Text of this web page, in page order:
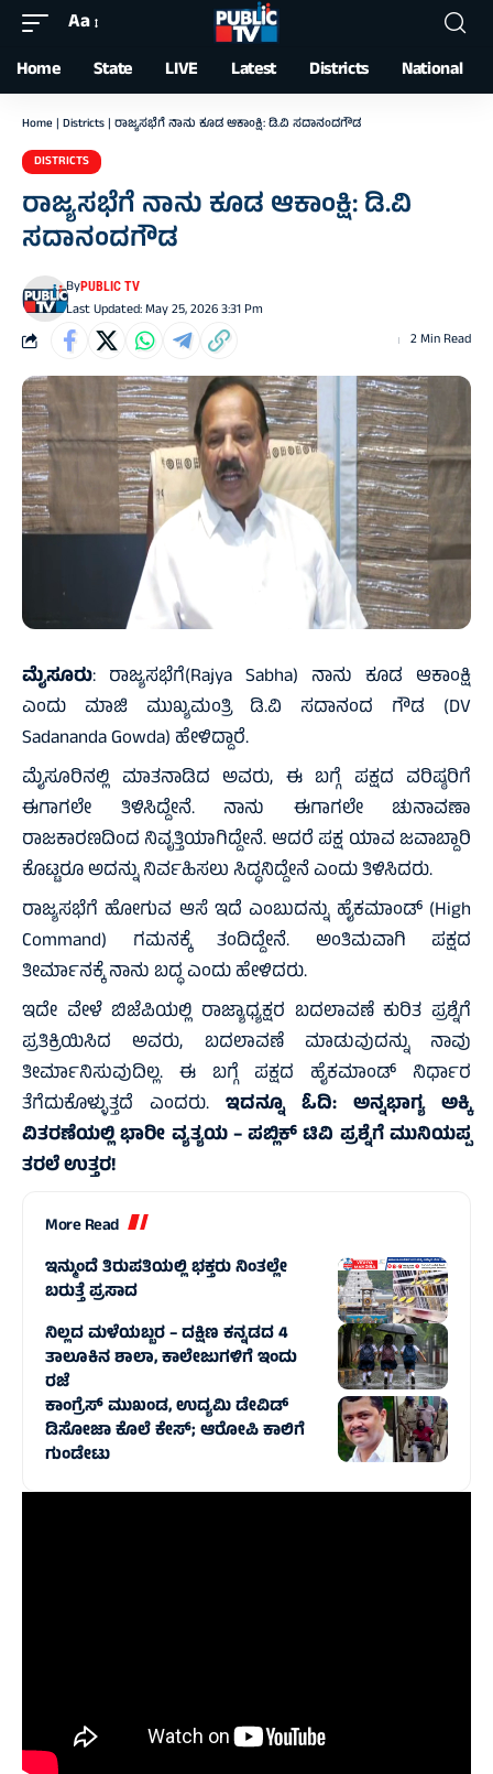
Font
Resizer
Aa
Home State LIVE Latest Districts National
Home | Districts | ರಾಜ್ಯಸಭೆಗೆ ನಾನು ಕೂಡ ಆಕಾಂಕ್ಷಿ: ಡಿ.ವಿ ಸದಾನಂದಗೌಡ
DISTRICTS
ರಾಜ್ಯಸಭೆಗೆ ನಾನು ಕೂಡ ಆಕಾಂಕ್ಷಿ: ಡಿ.ವಿ
ಸದಾನಂದಗೌಡ
Last Updated: May 25, 2026 3:31 Pm
ByPUBLIC TV
2 Min Read
ಮೈಸೂರು: ರಾಜ್ಯಸಭೆಗೆ(Rajya Sabha) ನಾನು ಕೂಡ ಆಕಾಂಕ್ಷಿ
ಎಂದು ಮಾಜಿ ಮುಖ್ಯಮಂತ್ರಿ ಡಿ.ವಿ ಸದಾನಂದ ಗೌಡ (DV
Sadananda Gowda) ಹೇಳಿದ್ದಾರೆ.
ಮೈಸೂರಿನಲ್ಲಿ ಮಾತನಾಡಿದ ಅವರು, ಈ ಬಗ್ಗೆ ಪಕ್ಷದ ವರಿಷ್ಠರಿಗೆ
ಈಗಾಗಲೇ ತಿಳಿಸಿದ್ದೇನೆ. ನಾನು ಈಗಾಗಲೇ ಚುನಾವಣಾ
ರಾಜಕಾರಣದಿಂದ ನಿವೃತ್ತಿಯಾಗಿದ್ದೇನೆ. ಆದರೆ ಪಕ್ಷ ಯಾವ ಜವಾಬ್ದಾರಿ
ಕೊಟ್ಟರೂ ಅದನ್ನು ನಿರ್ವಹಿಸಲು ಸಿದ್ಧನಿದ್ದೇನೆ ಎಂದು ತಿಳಿಸಿದರು.
ರಾಜ್ಯಸಭೆಗೆ ಹೋಗುವ ಆಸೆ ಇದೆ ಎಂಬುದನ್ನು ಹೈಕಮಾಂಡ್ (High
Command) ಗಮನಕ್ಕೆ ತಂದಿದ್ದೇನೆ. ಅಂತಿಮವಾಗಿ ಪಕ್ಷದ
ತೀರ್ಮಾನಕ್ಕೆ ನಾನು ಬದ್ಧ ಎಂದು ಹೇಳಿದರು.
ಇದೇ ವೇಳೆ ಬಿಜೆಪಿಯಲ್ಲಿ ರಾಜ್ಯಾಧ್ಯಕ್ಷರ ಬದಲಾವಣೆ ಕುರಿತ ಪ್ರಶ್ನೆಗೆ
ಪ್ರತಿಕ್ರಿಯಿಸಿದ ಅವರು, ಬದಲಾವಣೆ ಮಾಡುವುದನ್ನು ನಾವು
ತೀರ್ಮಾನಿಸುವುದಿಲ್ಲ. ಈ ಬಗ್ಗೆ ಪಕ್ಷದ ಹೈಕಮಾಂಡ್ ನಿರ್ಧಾರ
ತೆಗೆದುಕೊಳ್ಳುತ್ತದೆ ಎಂದರು. ಇದನ್ನೂ ಓದಿ: ಅನ್ನಭಾಗ್ಯ ಅಕ್ಕಿ
ವಿತರಣೆಯಲ್ಲಿ ಭಾರೀ ವ್ಯತ್ಯಯ – ಪಬ್ಲಿಕ್‌ ಟಿವಿ ಪ್ರಶ್ನೆಗೆ ಮುನಿಯಪ್ಪ
ತರಲೆ ಉತ್ತರ!
More Read
ಇನ್ಮುಂದೆ ತಿರುಪತಿಯಲ್ಲಿ ಭಕ್ತರು ನಿಂತಲ್ಲೇ
ಬರುತ್ತೆ ಪ್ರಸಾದ
ನಿಲ್ಲದ ಮಳೆಯಬ್ಬರ – ದಕ್ಷಿಣ ಕನ್ನಡದ 4
ತಾಲೂಕಿನ ಶಾಲಾ, ಕಾಲೇಜುಗಳಿಗೆ ಇಂದು
ರಜೆ
ಕಾಂಗ್ರೆಸ್‌ ಮುಖಂಡ, ಉದ್ಯಮಿ ಡೇವಿಡ್‌
ಡಿಸೋಜಾ ಕೊಲೆ ಕೇಸ್;‌ ಆರೋಪಿ ಕಾಲಿಗೆ
ಗುಂಡೇಟು